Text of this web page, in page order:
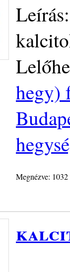
hegy)
Megnézve: